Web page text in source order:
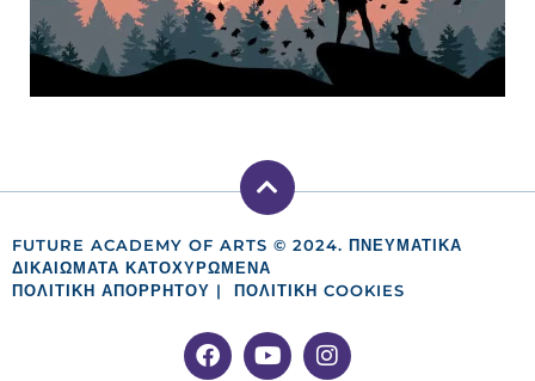
FUTURE ACADEMY OF ARTS © 2024. ΠΝΕΥΜΑΤΙΚΑ
ΔΙΚΑΙΩΜΑΤΑ ΚΑΤΟΧΥΡΩΜΕΝΑ
ΠΟΛΙΤΙΚΗ ΑΠΟΡΡΗΤΟΥ | ΠΟΛΙΤΙΚΉ COOKIES